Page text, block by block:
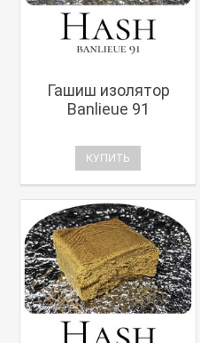
Гашиш изолятор
Banlieue 91
КУПИТЬ